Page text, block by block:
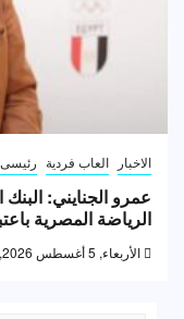
الاخبار العاب فردية رئيسى
عمرو الجنايني:
الرياضة المصرية
الأربعاء, 5 أغسطس 2026, 1:50 م